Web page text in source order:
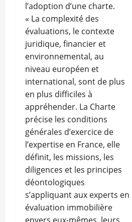
l’adoption d’une charte.
« La complexité des
évaluations, le contexte
juridique, financier et
environnemental, au
niveau européen et
international, sont de plus
en plus difficiles à
appréhender. La Charte
précise les conditions
générales d’exercice de
l’expertise en France, elle
définit, les missions, les
diligences et les principes
déontologiques
s’appliquant aux experts en
évaluation immobilière